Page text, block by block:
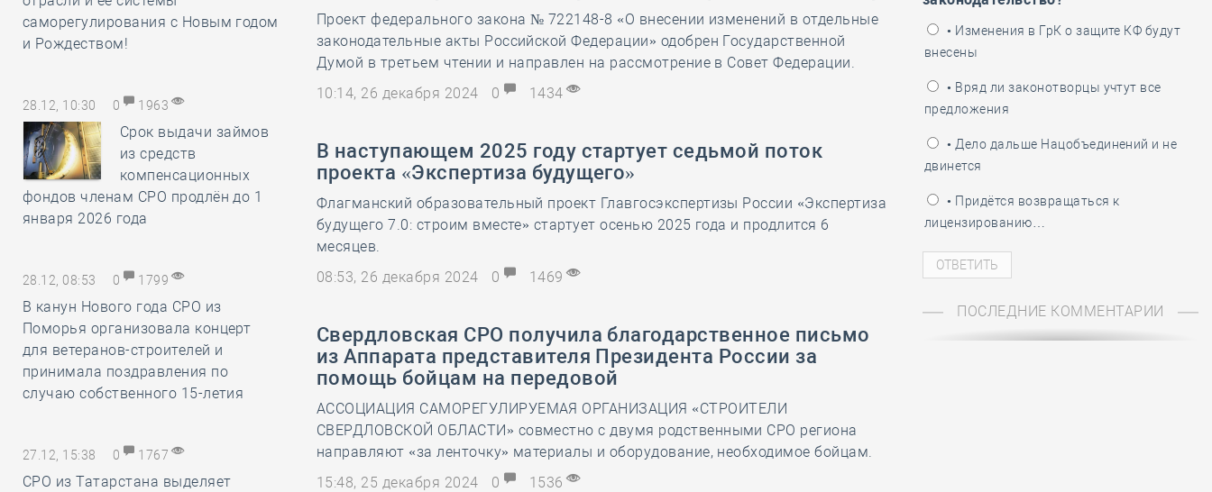
28 мая-День пограничника
саморегулирования с Новым годом
и Рождеством!
28.12, 10:30 0 1963
Срок выдачи займов
из средств
компенсационных
фондов членам СРО продлён до 1
января 2026 года
28.12, 08:53 0 1799
В канун Нового года СРО из
Поморья организовала концерт
для ветеранов-строителей и
принимала поздравления по
случаю собственного 15-летия
27.12, 15:38 0 1767
СРО из Татарстана выделяет
Проект федерального закона № 722148-8 «О внесении изменений в отдельные
законодательные акты Российской Федерации» одобрен Государственной
Думой в третьем чтении и направлен на рассмотрение в Совет Федерации.
10:14, 26 декабря 2024
0 1434
В наступающем 2025 году стартует седьмой поток
проекта «Экспертиза будущего»
Флагманский образовательный проект Главгосэкспертизы России «Экспертиза
будущего 7.0: строим вместе» стартует осенью 2025 года и продлится 6
месяцев.
08:53, 26 декабря 2024
0 1469
Свердловская СРО получила благодарственное письмо
из Аппарата представителя Президента России за
помощь бойцам на передовой
АССОЦИАЦИЯ САМОРЕГУЛИРУЕМАЯ ОРГАНИЗАЦИЯ «СТРОИТЕЛИ
СВЕРДЛОВСКОЙ ОБЛАСТИ» совместно с двумя родственными СРО региона
направляют «за ленточку» материалы и оборудование, необходимое бойцам.
15:48, 25 декабря 2024
0 1536
• Изменения в ГрК о защите КФ будут
внесены
• Вряд ли законотворцы учтут все
предложения
• Дело дальше Нацобъединений и не
двинется
• Придётся возвращаться к
лицензированию…
ПОСЛЕДНИЕ КОММЕНТАРИИ